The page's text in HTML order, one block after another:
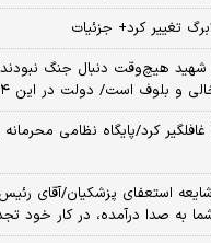
تغییر کرد+ جزئیات
شهید هیچ‌وقت دنبال جنگ
است/ دولت در این ۱۴ ماه کار بزرگی کرده است
کرد/پایگاه نظامی
استعفای پزشکیان/آقای
به صدا درآمده، در کار خود